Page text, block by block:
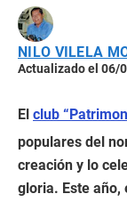
NILO VILELA
Actualizado el 06/
El club
populares del
creación y lo
gloria. Este año,